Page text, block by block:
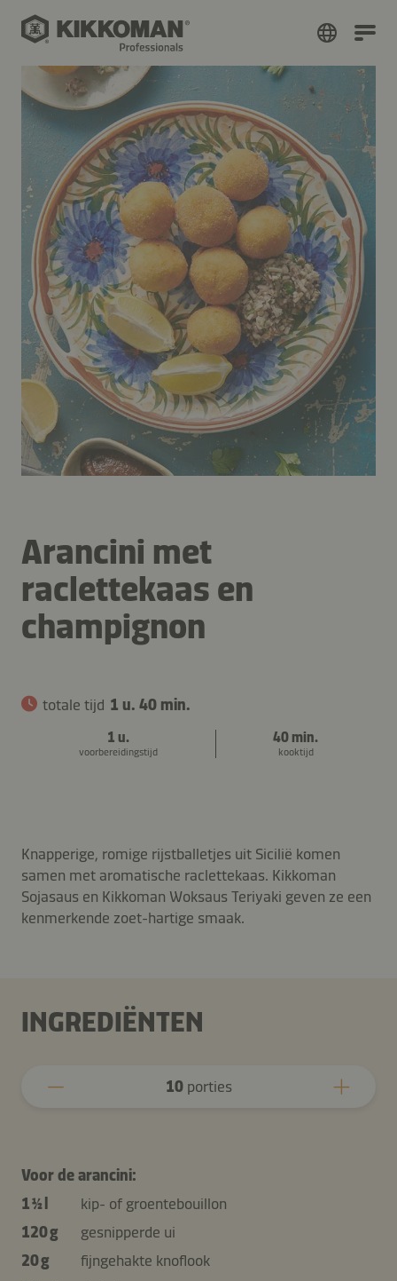
Arancini met
raclettekaas en
champignon
totale tijd 1 u. 40 min.
1 u.
voorbereidingstijd
40 min.
kooktijd
Knapperige, romige rijstballetjes uit Sicilië komen
samen met aromatische raclettekaas. Kikkoman
Sojasaus en Kikkoman Woksaus Teriyaki geven ze een
kenmerkende zoet-hartige smaak.
INGREDIËNTEN
10porties
Voor de arancini:
1 ½ l
kip- of groentebouillon
120 g
gesnipperde ui
20 g
fijngehakte knoflook